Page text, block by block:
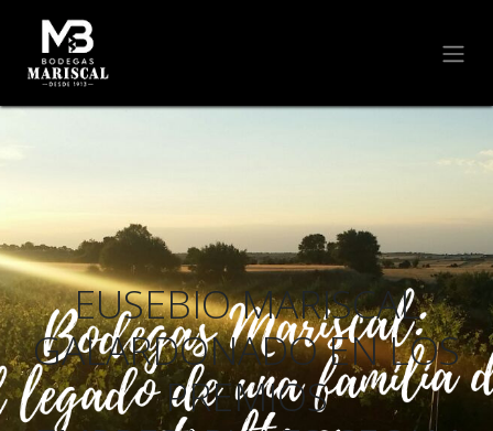
EUSEBIO MARISCAL
GALARDONADO EN LOS
PREMIOS